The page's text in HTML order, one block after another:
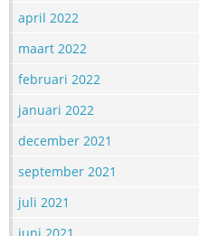
april 2022
maart 2022
februari 2022
januari 2022
december 2021
september 2021
juli 2021